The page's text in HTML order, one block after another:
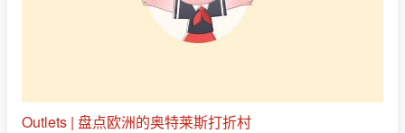
Outlets | 盘点欧洲的奥特莱斯打折村